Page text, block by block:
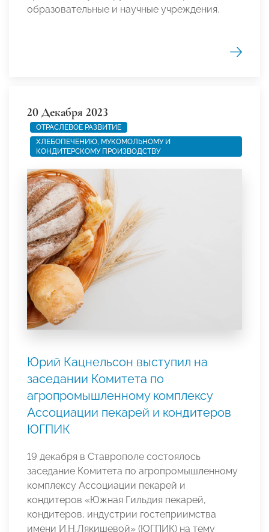
образовательные и научные учреждения.
20 Декабря 2023
ОТРАСЛЕВОЕ РАЗВИТИЕ
ХЛЕБОПЕЧЕНИЮ, МУКОМОЛЬНОМУ И
КОНДИТЕРСКОМУ ПРОИЗВОДСТВУ
Юрий Кацнельсон выступил на
заседании Комитета по
агропромышленному комплексу
Ассоциации пекарей и кондитеров
ЮГПИК
19 декабря в Ставрополе состоялось
заседание Комитета по агропромышленному
комплексу Ассоциации пекарей и
кондитеров «Южная Гильдия пекарей,
кондитеров, индустрии гостеприимства
имени И.Н.Лякишевой» (ЮГПИК) на тему